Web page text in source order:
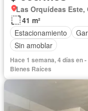
Las Orquídeas Este,
41 m²
Estacionamiento
Sin amoblar
Hace 1 semana, 4 días en
Bienes Raíces